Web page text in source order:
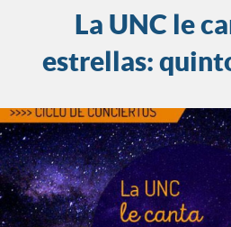
La UNC le
estrellas: